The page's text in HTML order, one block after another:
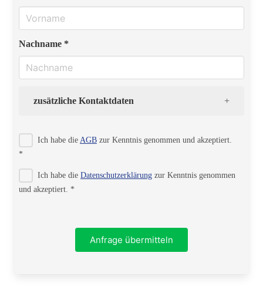
Nachname *
zusätzliche Kontaktdaten
Ich habe die AGB zur Kenntnis genommen und akzeptiert.
*
Ich habe die Datenschutzerklärung zur Kenntnis genommen
und akzeptiert. *
Anfrage übermitteln